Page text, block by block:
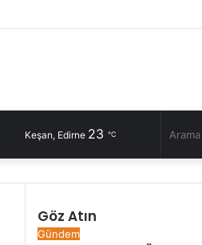
Rastgele
Makale
Keşan, Edirne 23 ℃
Göz Atın
Kapalı
Gündem